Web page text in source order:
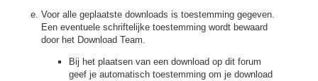
Voor alle geplaatste downloads is toestemming gegeven.
Een eventuele schriftelijke toestemming wordt bewaard
door het Download Team.
Bij het plaatsen van een download op dit forum
geef je automatisch toestemming om je download